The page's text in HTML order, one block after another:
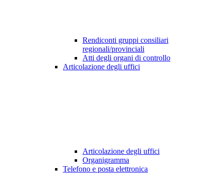
Rendiconti gruppi consiliari
regionali/provinciali
Atti degli organi di controllo
Articolazione degli uffici
Articolazione degli uffici
Organigramma
Telefono e posta elettronica